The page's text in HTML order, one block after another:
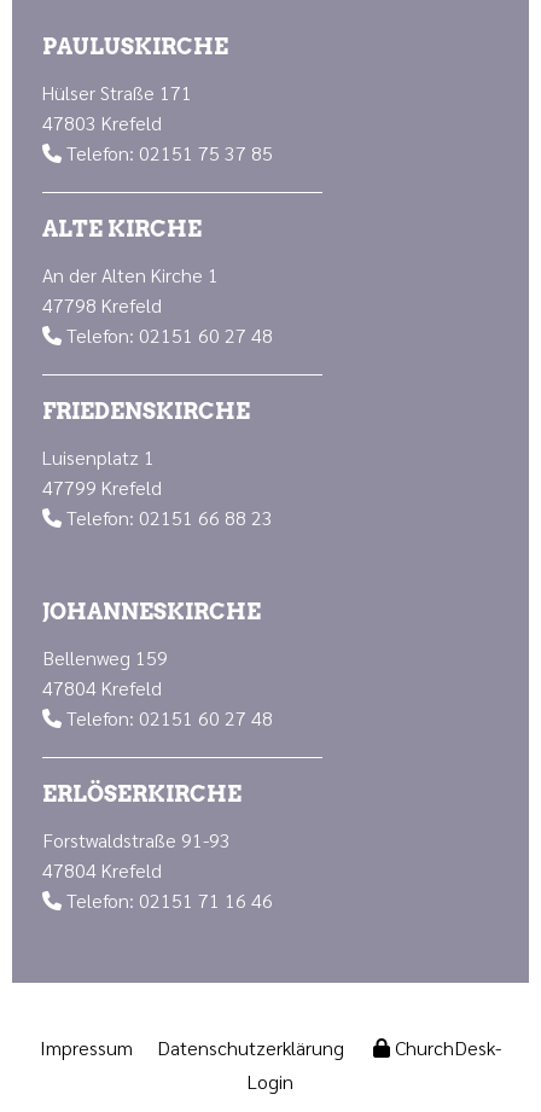
PAULUSKIRCHE
Hülser Straße 171
47803 Krefeld
 Telefon: 02151 75 37 85
ALTE KIRCHE
An der Alten Kirche 1
47798 Krefeld
 Telefon: 02151 60 27 48
FRIEDENSKIRCHE
Luisenplatz 1
47799 Krefeld
 Telefon: 02151 66 88 23
JOHANNESKIRCHE
Bellenweg 159
47804 Krefeld
 Telefon: 02151 60 27 48
ERLÖSERKIRCHE
Forstwaldstraße 91-93
47804 Krefeld
 Telefon: 02151 71 16 46
Impressum Datenschutzerklärung
ChurchDesk-
Login